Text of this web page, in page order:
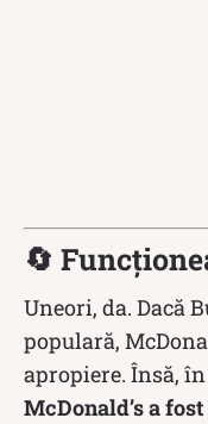
🔄
Uneori, da. Dacă
populară,
apropiere. Însă,
McDonald’s a